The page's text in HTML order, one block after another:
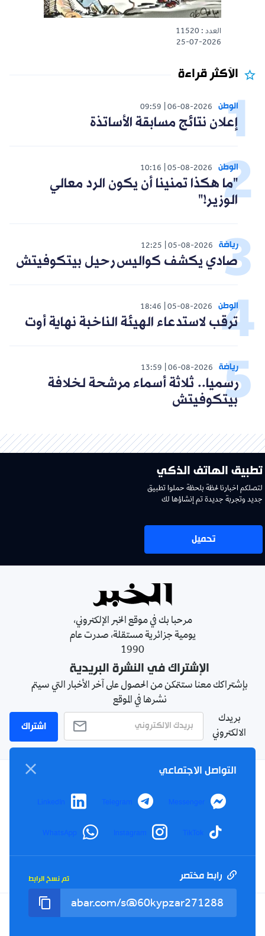
العدد : 11520
25-07-2026
الأكثر قراءة
الوطن 06-08-2026
09:59
إعلان نتائج مسابقة الأساتذة
الوطن 05-08-2026
10:16
"ما هكذا تمنينا أن يكون الرد معالي
الوزير!"
رياضة 05-08-2026
12:25
صادي يكشف كواليس رحيل بيتكوفيتش
الوطن 05-08-2026
18:46
ترقب لاستدعاء الهيئة الناخبة نهاية أوت
رياضة 06-08-2026
13:59
رسميا.. ثلاثة أسماء مرشحة لخلافة
بيتكوفيتش
تطبيق الهاتف الذكي
لتصلكم اخبارنا لحظة بلحظة حملوا تطبيق
جديد وتجربة جديدة تم إنشاؤها لك
تحميل
مرحبا بك في موقع الخبر الإلكتروني،
يومية جزائرية مستقلة، صدرت عام
1990
الإشتراك في النشرة البريدية
بإشتراكك معنا ستتمكن من الحصول على آخر الأخبار التي سيتم
نشرها في الموقع
بريدك
الالكتروني
اشتراك
الأحكام والشروط
اتصل بنا
التواصل الاجتماعي
Messenger
Telegram
LinkedIn
TikTok
Instagram
WhatsApp
رابط مختصر تم نسخ الرابط